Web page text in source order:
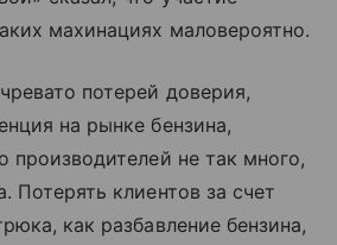
махинациях маловероятно.
потерей доверия,
на рынке бензина,
производителей не так много,
Потерять клиентов за счет
как разбавление бензина,